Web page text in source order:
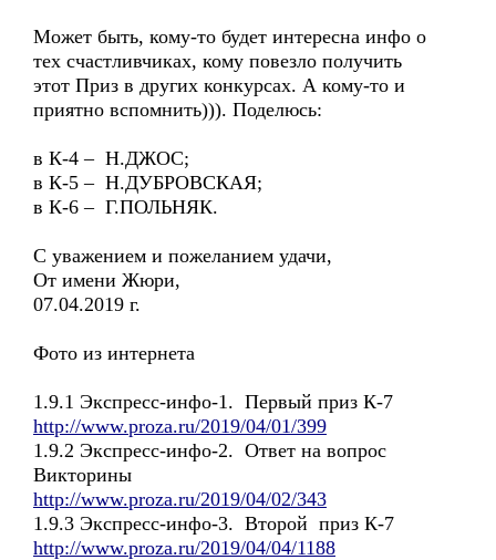
Может быть, кому-то будет интересна инфо о
тех счастливчиках, кому повезло получить
этот Приз в других конкурсах. А кому-то и
приятно вспомнить))). Поделюсь:
в К-4 – Н.ДЖОС;
в К-5 – Н.ДУБРОВСКАЯ;
в К-6 – Г.ПОЛЬНЯК.
С уважением и пожеланием удачи,
От имени Жюри,
07.04.2019 г.
Фото из интернета
1.9.1 Экспресс-инфо-1. Первый приз К-7
http://www.proza.ru/2019/04/01/399
1.9.2 Экспресс-инфо-2. Ответ на вопрос
Викторины
http://www.proza.ru/2019/04/02/343
1.9.3 Экспресс-инфо-3. Второй приз К-7
http://www.proza.ru/2019/04/04/1188